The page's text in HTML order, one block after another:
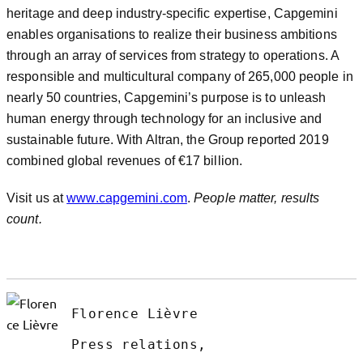
heritage and deep industry-specific expertise, Capgemini
enables organisations to realize their business ambitions
through an array of services from strategy to operations. A
responsible and multicultural company of 265,000 people in
nearly 50 countries, Capgemini’s purpose is to unleash
human energy through technology for an inclusive and
sustainable future. With Altran, the Group reported 2019
combined global revenues of €17 billion.
Visit us atwww.capgemini.com.People matter, results
count.
Florence Lièvre
Press relations,